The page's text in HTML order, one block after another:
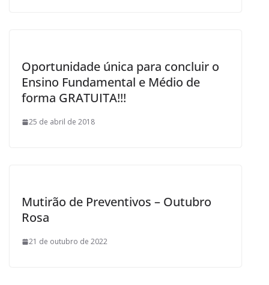
Oportunidade única para concluir o
Ensino Fundamental e Médio de
forma GRATUITA!!!
25 de abril de 2018
Mutirão de Preventivos – Outubro
Rosa
21 de outubro de 2022